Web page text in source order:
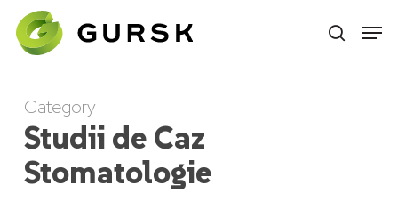
Category
Studii de Caz
Stomatologie